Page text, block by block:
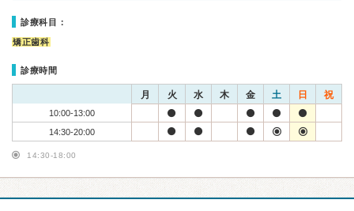
診療科目：
矯正歯科
診療時間
月 火 水 木 金 土 日 祝
10:00-13:00
14:30-20:00
14:30-18:00